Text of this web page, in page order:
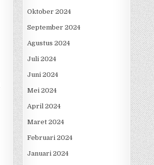
Oktober 2024
September 2024
Agustus 2024
Juli 2024
Juni 2024
Mei 2024
April 2024
Maret 2024
Februari 2024
Januari 2024